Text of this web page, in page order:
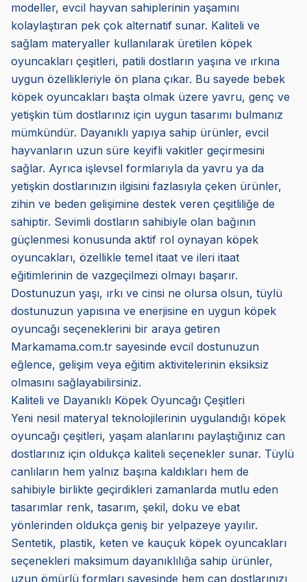
modeller, evcil hayvan sahiplerinin yaşamını
kolaylaştıran pek çok alternatif sunar. Kaliteli ve
sağlam materyaller kullanılarak üretilen köpek
oyuncakları çeşitleri, patili dostların yaşına ve ırkına
uygun özellikleriyle ön plana çıkar. Bu sayede bebek
köpek oyuncakları başta olmak üzere yavru, genç ve
yetişkin tüm dostlarınız için uygun tasarımı bulmanız
mümkündür. Dayanıklı yapıya sahip ürünler, evcil
hayvanların uzun süre keyifli vakitler geçirmesini
sağlar. Ayrıca işlevsel formlarıyla da yavru ya da
yetişkin dostlarınızın ilgisini fazlasıyla çeken ürünler,
zihin ve beden gelişimine destek veren çeşitliliğe de
sahiptir. Sevimli dostların sahibiyle olan bağının
güçlenmesi konusunda aktif rol oynayan köpek
oyuncakları, özellikle temel itaat ve ileri itaat
eğitimlerinin de vazgeçilmezi olmayı başarır.
Dostunuzun yaşı, ırkı ve cinsi ne olursa olsun, tüylü
dostunuzun yapısına ve enerjisine en uygun köpek
oyuncağı seçeneklerini bir araya getiren
Markamama.com.tr sayesinde evcil dostunuzun
eğlence, gelişim veya eğitim aktivitelerinin eksiksiz
olmasını sağlayabilirsiniz.
Kaliteli ve Dayanıklı Köpek Oyuncağı Çeşitleri
Yeni nesil materyal teknolojilerinin uygulandığı köpek
oyuncağı çeşitleri, yaşam alanlarını paylaştığınız can
dostlarınız için oldukça kaliteli seçenekler sunar. Tüylü
canlıların hem yalnız başına kaldıkları hem de
sahibiyle birlikte geçirdikleri zamanlarda mutlu eden
tasarımlar renk, tasarım, şekil, doku ve ebat
yönlerinden oldukça geniş bir yelpazeye yayılır.
Sentetik, plastik, keten ve kauçuk köpek oyuncakları
seçenekleri maksimum dayanıklılığa sahip ürünler,
uzun ömürlü formları sayesinde hem can dostlarınızı